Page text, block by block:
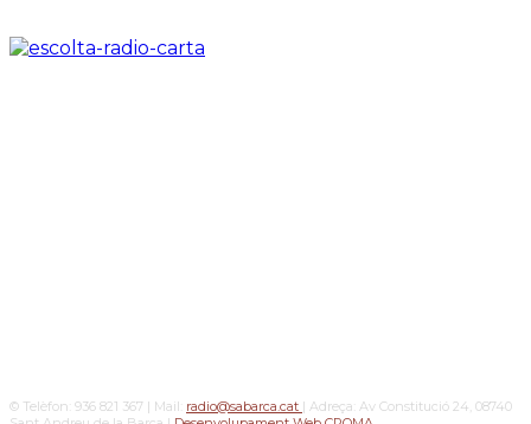
© Telèfon: 936 821 367 | Mail: radio@sabarca.cat | Adreça: Av Constitució 24, 08740